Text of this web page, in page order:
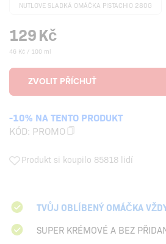
NUTLOVE SLADKÁ OMÁČKA PISTACHIO 280G
129Kč
46 Kč / 100 ml
-10% NA TENTO PRODUKT
KÓD: PROMO
Produkt si koupilo 85818 lidí
TVŮJ OBLÍBENÝ OMÁČKA
SUPER KRÉMOVÉ A BEZ